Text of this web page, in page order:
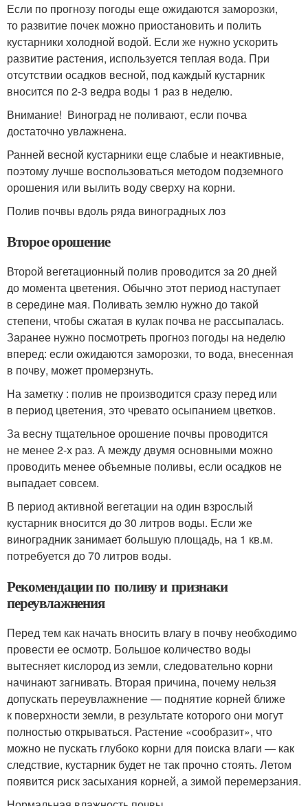
Если по прогнозу погоды еще ожидаются заморозки,
то развитие почек можно приостановить и полить
кустарники холодной водой. Если же нужно ускорить
развитие растения, используется теплая вода. При
отсутствии осадков весной, под каждый кустарник
вносится по 2-3 ведра воды 1 раз в неделю.
Внимание! Виноград не поливают, если почва
достаточно увлажнена.
Ранней весной кустарники еще слабые и неактивные,
поэтому лучше воспользоваться методом подземного
орошения или вылить воду сверху на корни.
Полив почвы вдоль ряда виноградных лоз
Второе орошение
Второй вегетационный полив проводится за 20 дней
до момента цветения. Обычно этот период наступает
в середине мая. Поливать землю нужно до такой
степени, чтобы сжатая в кулак почва не рассыпалась.
Заранее нужно посмотреть прогноз погоды на неделю
вперед: если ожидаются заморозки, то вода, внесенная
в почву, может промерзнуть.
На заметку : полив не производится сразу перед или
в период цветения, это чревато осыпанием цветков.
За весну тщательное орошение почвы проводится
не менее 2-х раз. А между двумя основными можно
проводить менее объемные поливы, если осадков не
выпадает совсем.
В период активной вегетации на один взрослый
кустарник вносится до 30 литров воды. Если же
виноградник занимает большую площадь, на 1 кв.м.
потребуется до 70 литров воды.
Рекомендации по поливу и признаки
переувлажнения
Перед тем как начать вносить влагу в почву необходимо
провести ее осмотр. Большое количество воды
вытесняет кислород из земли, следовательно корни
начинают загнивать. Вторая причина, почему нельзя
допускать переувлажнение — поднятие корней ближе
к поверхности земли, в результате которого они могут
полностью открываться. Растение «сообразит», что
можно не пускать глубоко корни для поиска влаги — как
следствие, кустарник будет не так прочно стоять. Летом
появится риск засыхания корней, а зимой перемерзания.